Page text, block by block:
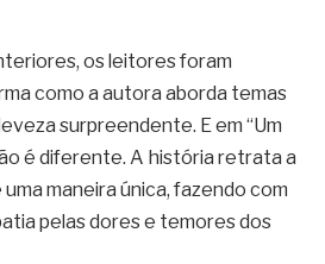
os leitores foram
como a autora aborda temas
surpreendente. E em “Um
é diferente. A história retrata a
maneira única, fazendo com
pelas dores e temores dos